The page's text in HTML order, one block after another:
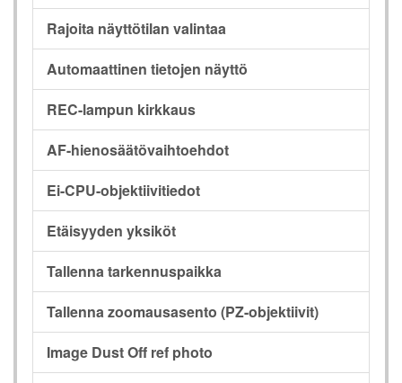
Rajoita näyttötilan valintaa
Automaattinen tietojen näyttö
REC-lampun kirkkaus
AF-hienosäätövaihtoehdot
Ei-CPU-objektiivitiedot
Etäisyyden yksiköt
Tallenna tarkennuspaikka
Tallenna zoomausasento (PZ-objektiivit)
Image Dust Off ref photo